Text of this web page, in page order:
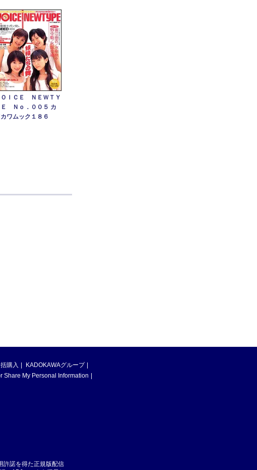
ＯＩＣＥ ＮＥＷＴＹ
Ｅ Ｎｏ．００５ カ
カワムック１８６
購入
KADOKAWAグループ
Share My Personal Information
許諾を得た正規版配信